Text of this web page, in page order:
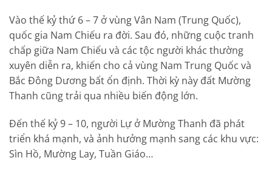
Vào thế kỷ thứ 6 – 7 ở vùng Vân Nam (Trung Quốc),
quốc gia Nam Chiếu ra đời. Sau đó, những cuộc tranh
chấp giữa Nam Chiếu và các tộc người khác thường
xuyên diễn ra, khiến cho cả vùng Nam Trung Quốc và
Bắc Đông Dương bất ổn định. Thời kỳ này đất Mường
Thanh cũng trải qua nhiều biến động lớn.
Đến thế kỷ 9 – 10, người Lự ở Mường Thanh đã phát
triển khá mạnh, và ảnh hưởng mạnh sang các khu vực:
Sìn Hồ, Mường Lay, Tuần Giáo…